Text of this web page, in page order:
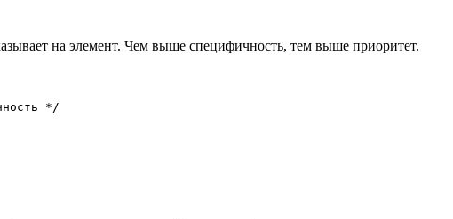
на элемент. Чем выше специфичность, тем выше приоритет.
*/